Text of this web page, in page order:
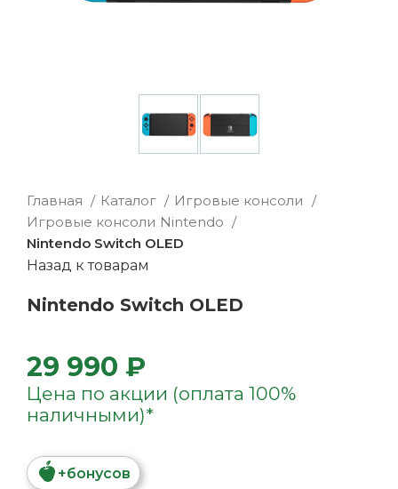
Главная Каталог
Игровые консоли
Игровые консоли Nintendo
Nintendo Switch OLED
Назад к товарам
Nintendo Switch OLED
29 990 ₽
Цена по акции (оплата 100%
наличными)*
+бонусов